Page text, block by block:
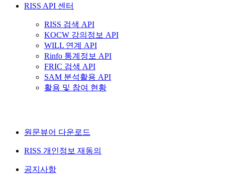
RISS API 센터
RISS 검색 API
KOCW 강의정보 API
WILL 연계 API
Rinfo 통계정보 API
FRIC 검색 API
SAM 분석활용 API
활용 및 참여 현황
원문뷰어 다운로드
RISS 개인정보 재동의
공지사항